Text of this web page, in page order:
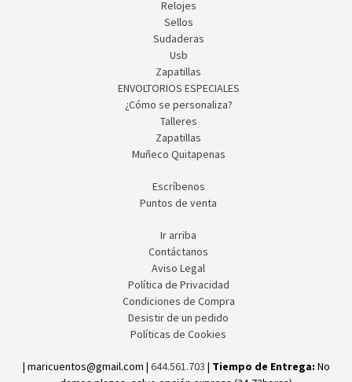
Relojes
Sellos
Sudaderas
Usb
Zapatillas
ENVOLTORIOS ESPECIALES
¿Cómo se personaliza?
Talleres
Zapatillas
Muñeco Quitapenas
Escríbenos
Puntos de venta
Ir arriba
Contáctanos
Aviso Legal
Política de Privacidad
Condiciones de Compra
Desistir de un pedido
Políticas de Cookies
| maricuentos@gmail.com | 644.561.703 | Tiempo de Entrega: No